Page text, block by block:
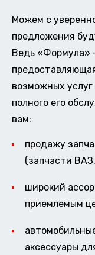
Можем с
предложения
Ведь «Формула»
возможных
полного его
вам:
продажу
(запчасти
широкий
приемлемым
аксессуары